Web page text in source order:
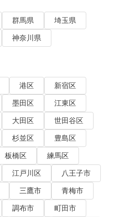
群馬県
埼玉県
神奈川県
港区
新宿区
墨田区
江東区
大田区
世田谷区
杉並区
豊島区
板橋区
練馬区
江戸川区
八王子市
三鷹市
青梅市
調布市
町田市